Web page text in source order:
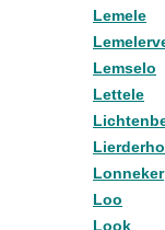
Lemele
Lemselo
Lettele
Lonneker
Loo
Look